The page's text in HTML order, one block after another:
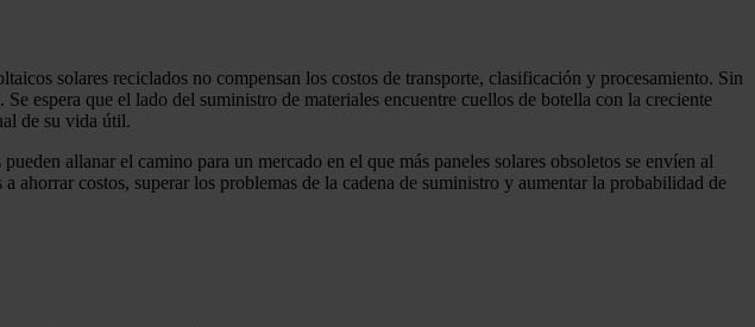
solares reciclados no compensan los costos de transporte, clasificación y procesamiento. Sin
espera que el lado del suministro de materiales encuentre cuellos de botella con la creciente
de su vida útil.
allanar el camino para un mercado en el que más paneles solares obsoletos se envíen al
costos, superar los problemas de la cadena de suministro y aumentar la probabilidad de